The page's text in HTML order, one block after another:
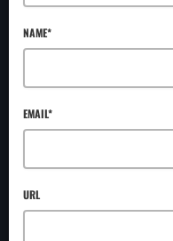
NAME*
EMAIL*
URL